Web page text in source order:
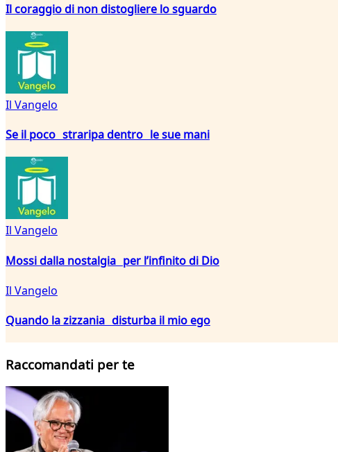
Il coraggio di non distogliere lo sguardo
Il Vangelo
Se il poco straripa dentro le sue mani
Il Vangelo
Mossi dalla nostalgia per l’infinito di Dio
Il Vangelo
Quando la zizzania disturba il mio ego
Raccomandati per te